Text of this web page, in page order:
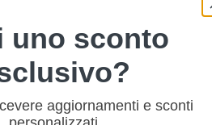
uno sconto
aggiornamenti e sconti